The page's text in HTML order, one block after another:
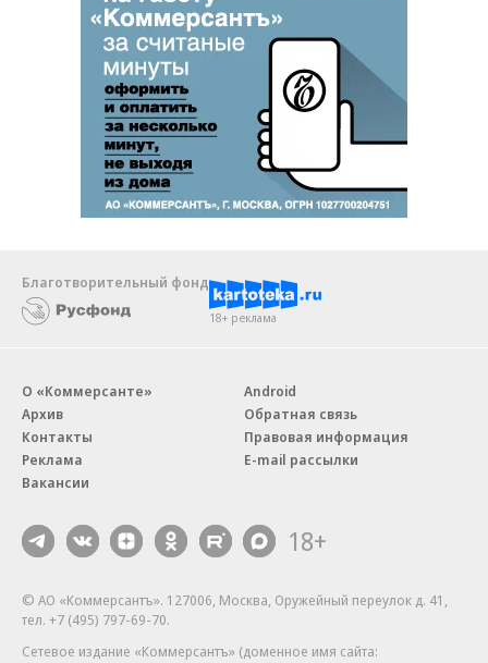
Благотворительный фонд
18+ реклама
О «Коммерсанте»
Архив
Контакты
Реклама
Вакансии
Android
Обратная связь
Правовая информация
E-mail рассылки
18+
© АО «Коммерсантъ». 127006, Москва, Оружейный переулок д. 41,
тел. +7 (495) 797-69-70.
Сетевое издание «Коммерсантъ» (доменное имя сайта: